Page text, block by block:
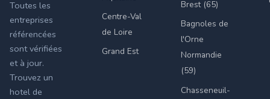
Toutes les
entreprises
référencées
sont vérifiées
et à jour.
Trouvez un
hotel de
Centre-Val
de Loire
Grand Est
Brest (65)
Bagnoles de
l'Orne
Normandie
(59)
Chasseneuil-